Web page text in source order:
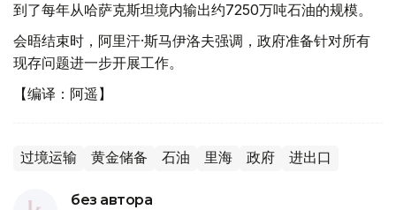
到了每年从哈萨克斯坦境内输出约7250万吨石油的规模。
会晤结束时，阿里汗·斯马伊洛夫强调，政府准备针对所有
现存问题进一步开展工作。
【编译：阿遥】
过境运输 黄金储备 石油 里海 政府 进出口
без автора